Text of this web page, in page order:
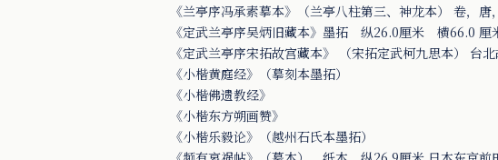
《兰亭序冯承素摹本》（兰亭八柱第三、神龙本） 卷，
《定武兰亭序吴炳旧藏本》墨拓 纵26.0厘米 横66.0 厘
《定武兰亭序宋拓故宫藏本》 （宋拓定武柯九思本） 台
《小楷黄庭经》（摹刻本墨拓）
《小楷佛遗教经》
《小楷东方朔画赞》
《小楷乐毅论》（越州石氏本墨拓）